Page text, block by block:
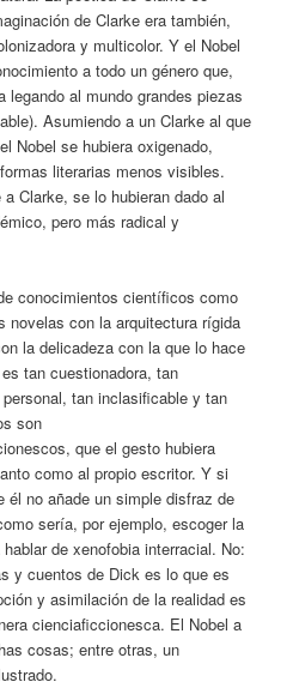
de Clarke era también,
y multicolor. Y el Nobel
a todo un género que,
legando al mundo grandes piezas
Asumiendo a un Clarke al que
Nobel se hubiera oxigenado,
literarias menos visibles.
Clarke, se lo hubieran dado al
pero más radical y
conocimientos científicos como
novelas con la arquitectura rígida
la delicadeza con la que lo hace
tan cuestionadora, tan
tan inclasificable y tan
son
que el gesto hubiera
como al propio escritor. Y si
él no añade un simple disfraz de
sería, por ejemplo, escoger la
de xenofobia interracial. No:
y cuentos de Dick es lo que es
y asimilación de la realidad es
cienciaficcionesca. El Nobel a
cosas; entre otras, un